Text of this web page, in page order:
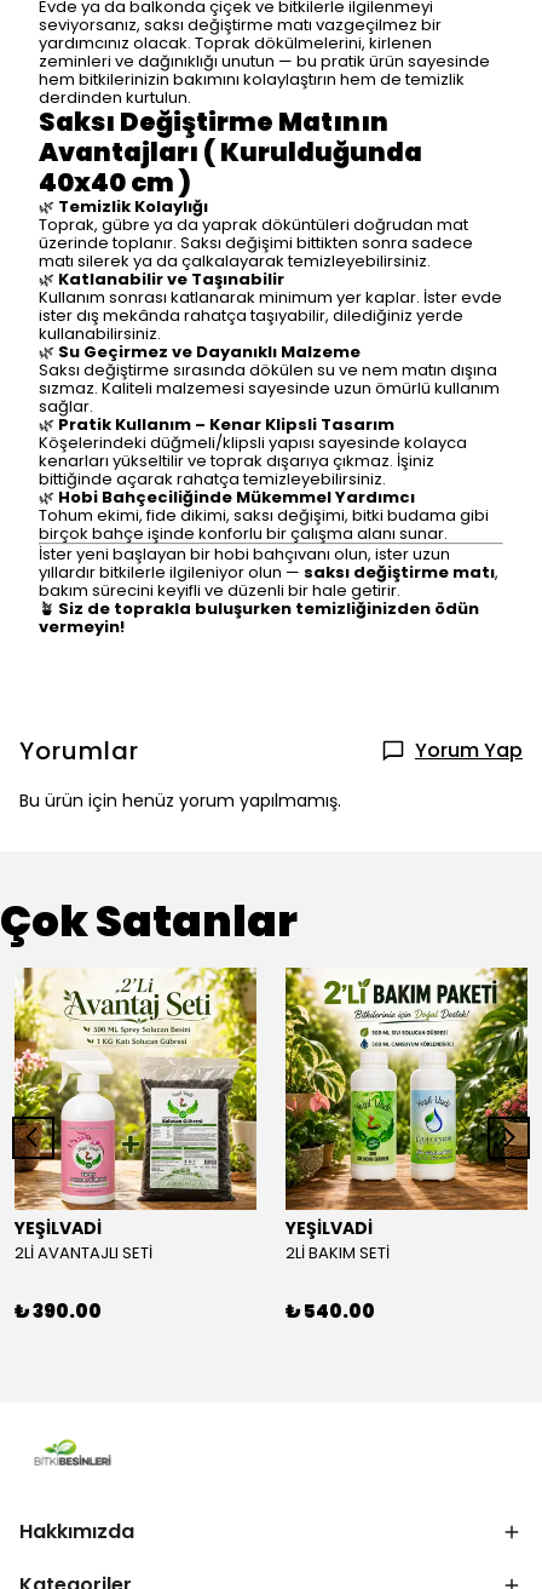
Evde ya da balkonda çiçek ve bitkilerle ilgilenmeyi
seviyorsanız, saksı değiştirme matı vazgeçilmez bir
yardımcınız olacak. Toprak dökülmelerini, kirlenen
zeminleri ve dağınıklığı unutun — bu pratik ürün sayesinde
hem bitkilerinizin bakımını kolaylaştırın hem de temizlik
derdinden kurtulun.
Saksı Değiştirme Matının
Avantajları ( Kurulduğunda
40x40 cm )
🌿 Temizlik Kolaylığı
Toprak, gübre ya da yaprak döküntüleri doğrudan mat
üzerinde toplanır. Saksı değişimi bittikten sonra sadece
matı silerek ya da çalkalayarak temizleyebilirsiniz.
🌿 Katlanabilir ve Taşınabilir
Kullanım sonrası katlanarak minimum yer kaplar. İster evde
ister dış mekânda rahatça taşıyabilir, dilediğiniz yerde
kullanabilirsiniz.
🌿 Su Geçirmez ve Dayanıklı Malzeme
Saksı değiştirme sırasında dökülen su ve nem matın dışına
sızmaz. Kaliteli malzemesi sayesinde uzun ömürlü kullanım
sağlar.
🌿 Pratik Kullanım – Kenar Klipsli Tasarım
Köşelerindeki düğmeli/klipsli yapısı sayesinde kolayca
kenarları yükseltilir ve toprak dışarıya çıkmaz. İşiniz
bittiğinde açarak rahatça temizleyebilirsiniz.
🌿 Hobi Bahçeciliğinde Mükemmel Yardımcı
Tohum ekimi, fide dikimi, saksı değişimi, bitki budama gibi
birçok bahçe işinde konforlu bir çalışma alanı sunar.
İster yeni başlayan bir hobi bahçıvanı olun, ister uzun
yıllardır bitkilerle ilgileniyor olun — saksı değiştirme matı,
bakım sürecini keyifli ve düzenli bir hale getirir.
🪴 Siz de toprakla buluşurken temizliğinizden ödün
vermeyin!
Yorumlar Yorum Yap
Bu ürün için henüz yorum yapılmamış.
Çok Satanlar
YEŞİLVADİ
2Lİ AVANTAJLI SETİ
₺ 390.00
YEŞİLVADİ
2Lİ BAKIM SETİ
₺ 540.00
Hakkımızda